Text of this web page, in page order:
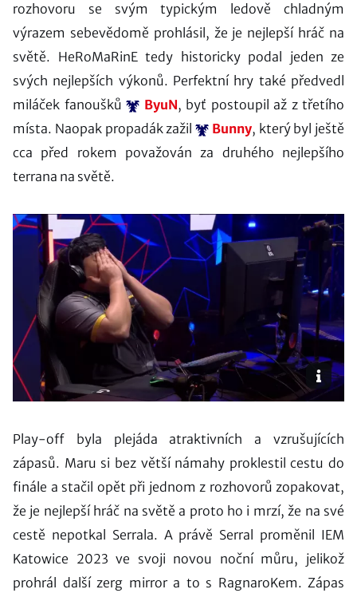
rozhovoru se svým typickým ledově chladným
výrazem sebevědomě prohlásil, že je nejlepší hráč na
světě. HeRoMaRinE tedy historicky podal jeden ze
svých nejlepších výkonů. Perfektní hry také předvedl
miláček fanoušků
ByuN, byť postoupil až z třetího
místa. Naopak propadák zažil
Bunny, který byl ještě
cca před rokem považován za druhého nejlepšího
terrana na světě.
Play-off byla plejáda atraktivních a vzrušujících
zápasů. Maru si bez větší námahy proklestil cestu do
finále a stačil opět při jednom z rozhovorů zopakovat,
že je nejlepší hráč na světě a proto ho i mrzí, že na své
cestě nepotkal Serrala. A právě Serral proměnil IEM
Katowice 2023 ve svoji novou noční můru, jelikož
prohrál další zerg mirror a to s RagnaroKem. Zápas